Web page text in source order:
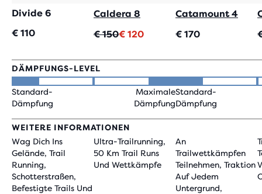
Divide 6
€ 110
Caldera 8
Ursprünglicher
€ 150
Aktueller
€ 120
Catamount 4
€ 170
DÄMPFUNGS-LEVEL
Standard-
Dämpfung
Maximale
Dämpfung
Standard-
Dämpfung
WEITERE INFORMATIONEN
Wag Dich Ins
Gelände, Trail
Running,
Schotterstraßen,
Befestigte Trails Und
Ultra-Trailrunning,
50 Km Trail Runs
Und Wettkämpfe
An
Trailwettkämpfen
Teilnehmen, Traktion
Auf Jedem
Untergrund,